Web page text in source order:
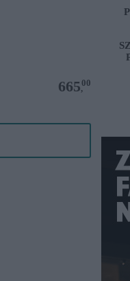
665,
00